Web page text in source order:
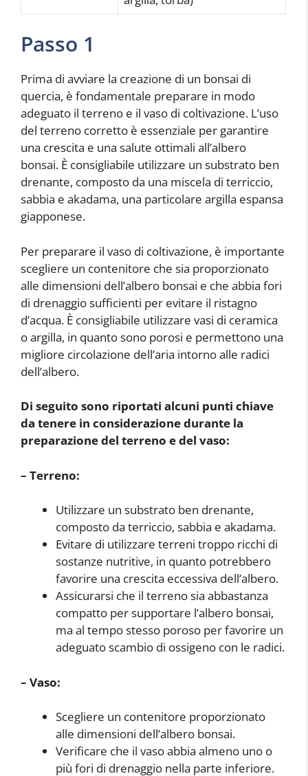
Passo 1
Prima di avviare la creazione di un bonsai di
quercia, è fondamentale preparare in modo
adeguato il terreno e il vaso di coltivazione. L’uso
del terreno corretto è essenziale per garantire
una crescita e una salute ottimali all’albero
bonsai. È consigliabile utilizzare un substrato ben
drenante, composto da una miscela di terriccio,
sabbia e akadama, una particolare argilla espansa
giapponese.
Per preparare il vaso di coltivazione, è importante
scegliere un contenitore che sia proporzionato
alle dimensioni dell’albero bonsai e che abbia fori
di drenaggio sufficienti per evitare il ristagno
d’acqua. È consigliabile utilizzare vasi di ceramica
o argilla, in quanto sono porosi e permettono una
migliore circolazione dell’aria intorno alle radici
dell’albero.
Di seguito sono riportati alcuni punti chiave
da tenere in considerazione durante la
preparazione del terreno e del vaso:
– Terreno:
Utilizzare un substrato ben drenante,
composto da terriccio, sabbia e akadama.
Evitare di utilizzare terreni troppo ricchi di
sostanze nutritive, in quanto potrebbero
favorire una crescita eccessiva dell’albero.
Assicurarsi che il terreno sia abbastanza
compatto per supportare l’albero bonsai,
ma al tempo stesso poroso per favorire un
adeguato scambio di ossigeno con le radici.
– Vaso:
Scegliere un contenitore proporzionato
alle dimensioni dell’albero bonsai.
Verificare che il vaso abbia almeno uno o
più fori di drenaggio nella parte inferiore.